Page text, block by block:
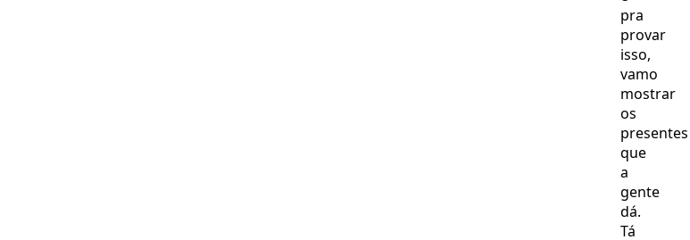
pra
provar
isso,
vamo
mostrar
os
presentes
que
a
gente
dá.
Tá